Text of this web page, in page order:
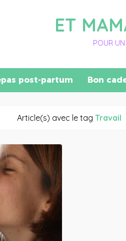
ET
POUR
post-partum Bon
Article(s) avec le tagTravail